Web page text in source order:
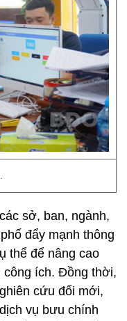
sở, ban, ngành,
đẩy mạnh thông
thể để nâng cao
công ích. Đồng thời,
cứu đổi mới,
vụ bưu chính